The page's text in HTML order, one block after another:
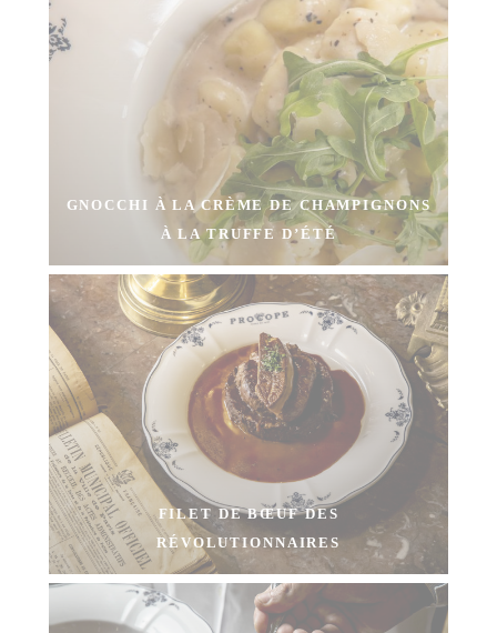
GNOCCHI À LA CRÈME DE CHAMPIGNONS
À LA TRUFFE D’ÉTÉ
FILET DE BŒUF DES
RÉVOLUTIONNAIRES